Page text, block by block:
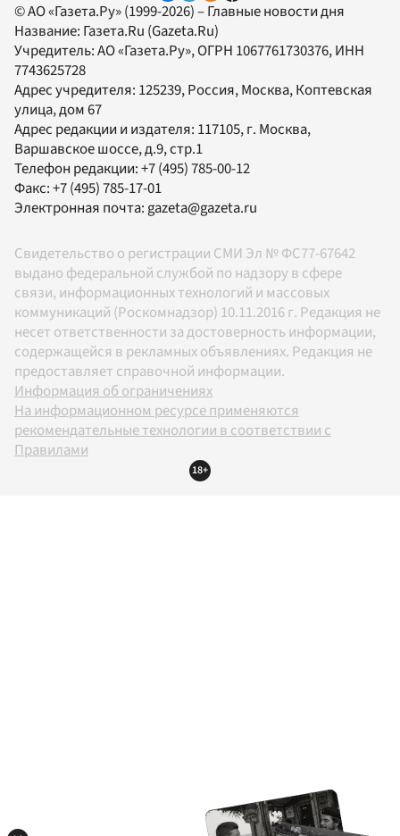
© АО «Газета.Ру» (1999-2026) – Главные новости дня
Название: Газета.Ru (Gazeta.Ru)
Учредитель:АО «Газета.Ру», ОГРН 1067761730376, ИНН
7743625728
Адрес учредителя: 125239, Россия, Москва, Коптевская
улица, дом 67
Адрес редакции и издателя: 117105, г. Москва,
Варшавское шоссе, д.9, стр.1
Телефон редакции:+7 (495) 785-00-12
Факс:+7 (495) 785-17-01
Электронная почта:gazeta@gazeta.ru
Свидетельство о регистрации СМИ Эл № ФС77-67642
выдано федеральной службой по надзору в сфере
связи, информационных технологий и массовых
коммуникаций (Роскомнадзор) 10.11.2016 г. Редакция не
несет ответственности за достоверность информации,
содержащейся в рекламных объявлениях. Редакция не
предоставляет справочной информации.
Информация об ограничениях
На информационном ресурсе применяются
рекомендательные технологии в соответствии с
Правилами
18+